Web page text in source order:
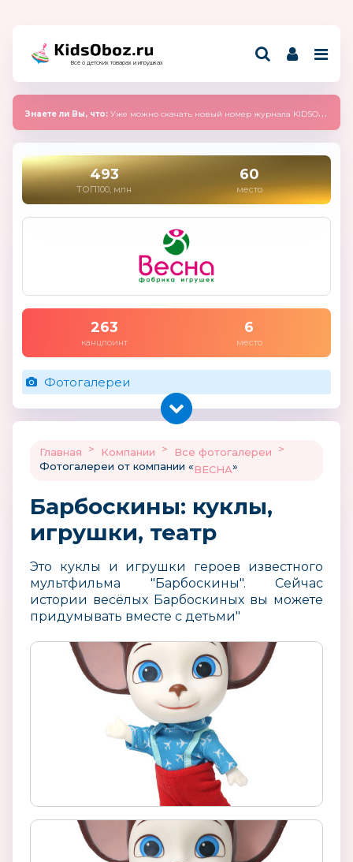
Всё о детских товарах и игрушках
Знаете ли Вы, что: Уже можно скачать новый номер журнала KIDSOBOZ 2025 (сентябрь)
493
ТОП100, млн
60
место
263
канцпоинт
6
место
Фотогалереи
Главная > Компании > Все фотогалереи
>
Фотогалереи от компании «ВЕСНА»
Барбоскины: куклы,
игрушки, театр
Это куклы и игрушки героев известного
мультфильма "Барбоскины". Сейчас
истории весёлых Барбоскиных вы можете
придумывать вместе с детьми"